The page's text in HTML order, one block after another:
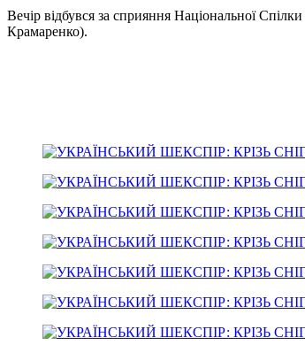
Вечір відбувся за сприяння Національної
Крамаренко).